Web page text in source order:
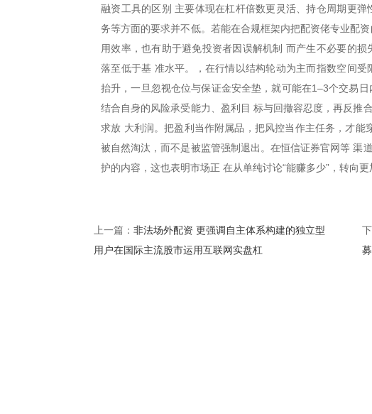
融资工具的区别 主要体现在杠杆倍数更灵活、持仓周期更
务等方面的要求并不低。若能在合规框架内把配资佬专业配
用效率，也有助于避免投资者因误解机制 而产生不必要的
落至低于基 准水平。，在行情以结构轮动为主而指数空间
抬升，一旦忽视仓位与保证金安全垫，就可能在1–3个交易
结合自身的风险承受能力、盈利目 标与回撤容忍度，再反推
求放 大利润。把盈利当作附属品，把风控当作主任务，才
被自然淘汰，而不是被监管强制退出。在恒信证券官网等 渠
护的内容，这也表明市场正 在从单纯讨论“能赚多少”，转向更
上一篇： 非法场外配资 更强调自主体系构建的独立型
用户在国际主流股市运用互联网实盘杠